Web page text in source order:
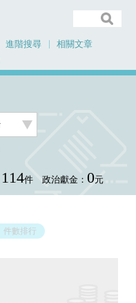
進階搜尋
相關文章
114件 政治獻金： 0元
件數排行